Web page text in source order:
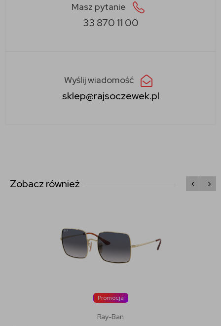
Masz pytanie
33 870 11 00
Wyślij wiadomość
sklep@rajsoczewek.pl
Zobacz również
Promocja
Ray-Ban